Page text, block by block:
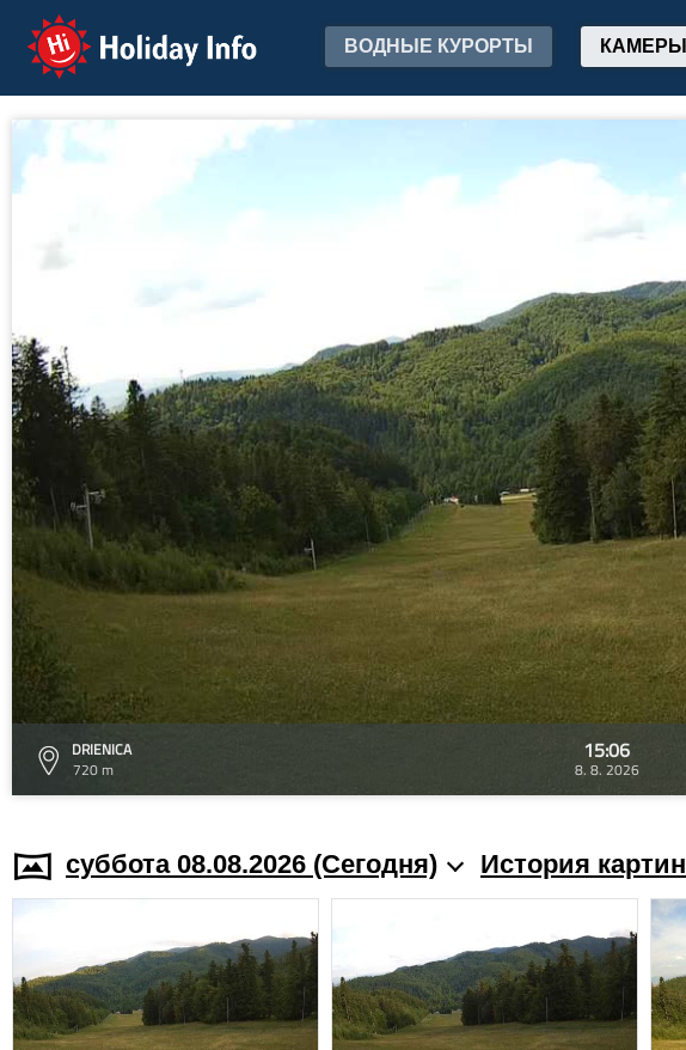
Holiday Info ВОДНЫЕ КУРОРТЫ КАМЕРЫ
DRIENICA
720 m
15:06
8. 8. 2026
суббота 08.08.2026 (Cегодня) История картин